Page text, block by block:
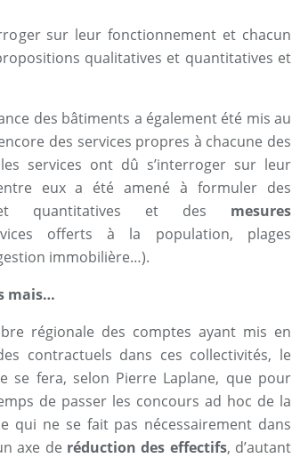
sur leur fonctionnement et chacun
qualitatives et quantitatives et
des bâtiments a également été mis au
des services propres à chacune des
services ont dû s’interroger sur leur
eux a été amené à formuler des
et quantitatives et des mesures
offerts à la population, plages
immobilière…).
mais…
régionale des comptes ayant mis en
contractuels dans ces collectivités, le
se fera, selon Pierre Laplane, que pour
de passer les concours ad hoc de la
qui ne se fait pas nécessairement dans
axe de réduction des effectifs, d’autant